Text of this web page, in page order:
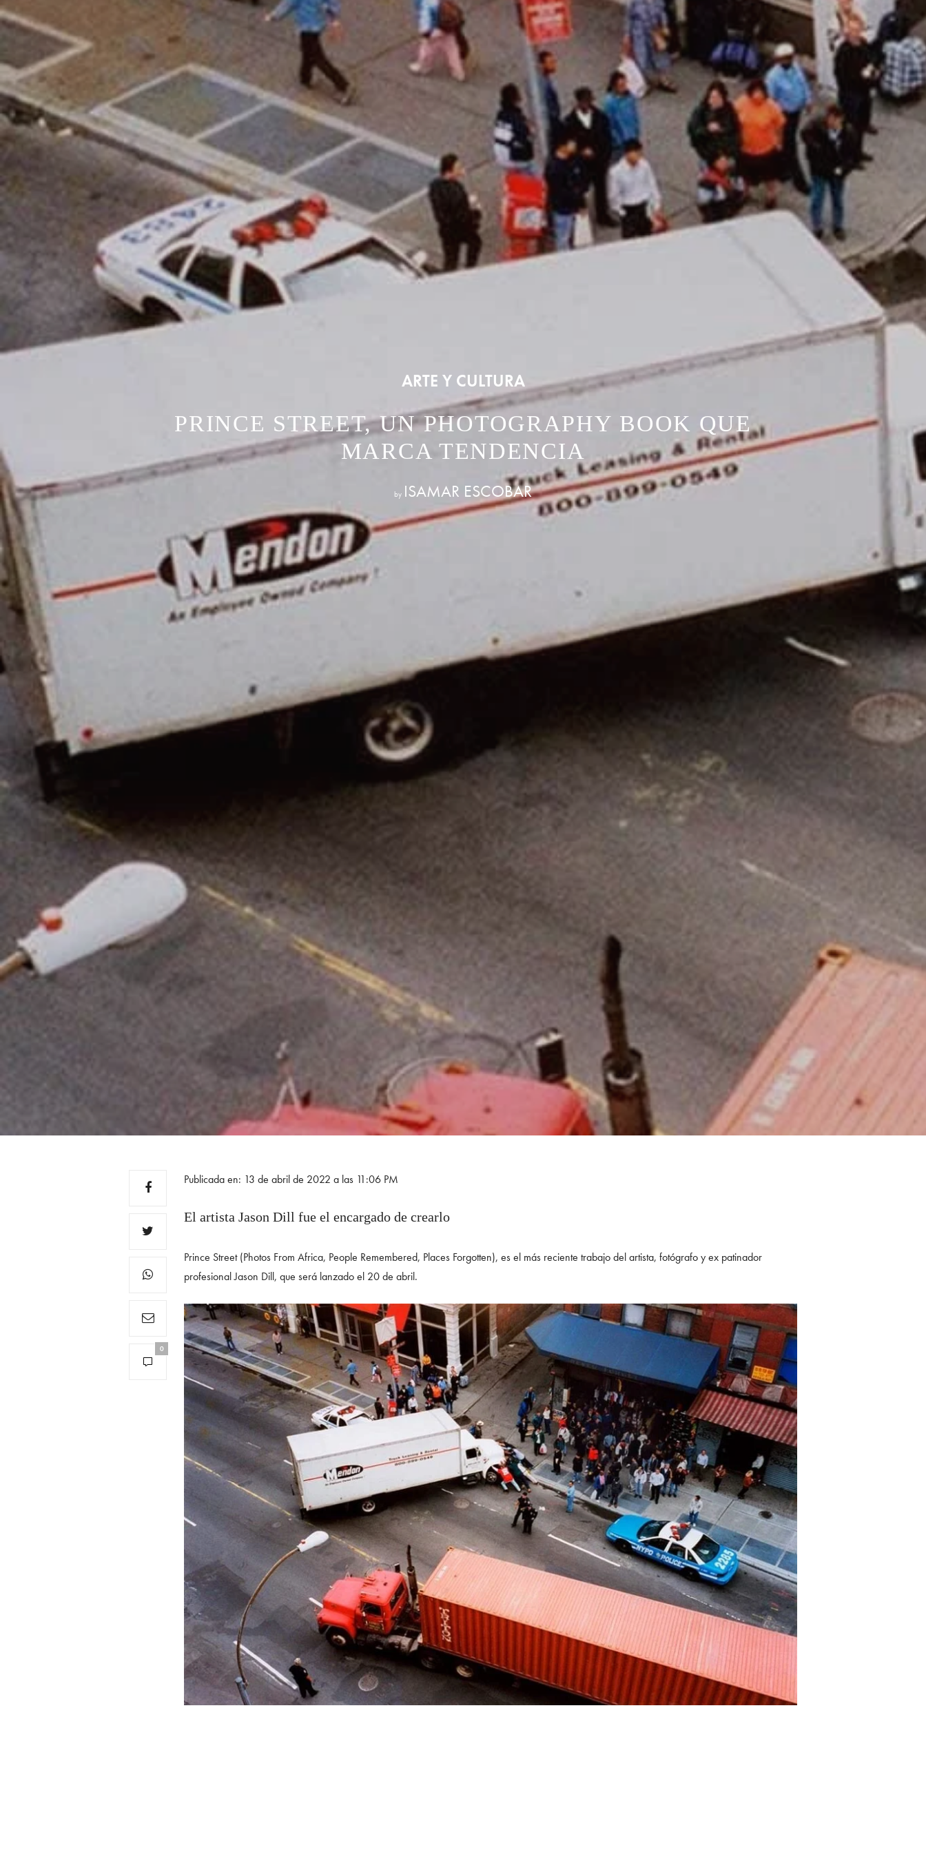
ARTE Y CULTURA
PRINCE STREET, UN PHOTOGRAPHY BOOK QUE
MARCA TENDENCIA
by ISAMAR ESCOBAR
0
Publicada en: 13 de abril de 2022 a las 11:06 PM
El artista Jason Dill fue el encargado de crearlo
Prince Street (Photos From Africa, People Remembered, Places Forgotten), es el más reciente trabajo del artista, fotógrafo y ex patinador
profesional Jason Dill, que será lanzado el 20 de abril.